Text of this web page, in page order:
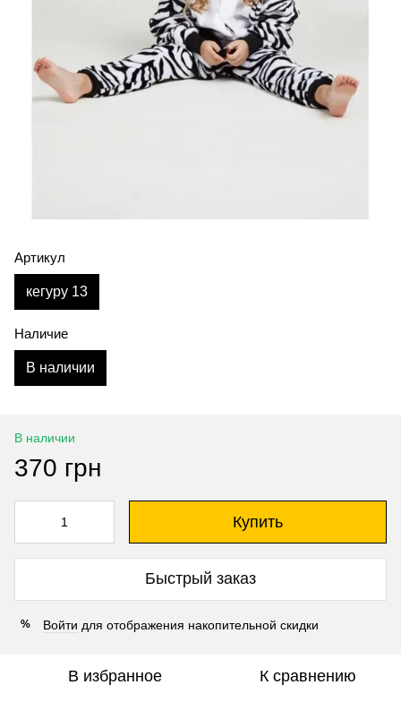
Артикул
кегуру 13
Наличие
В наличии
В наличии
370 грн
Купить
Быстрый заказ
% Войти для отображения накопительной скидки
В избранное К сравнению